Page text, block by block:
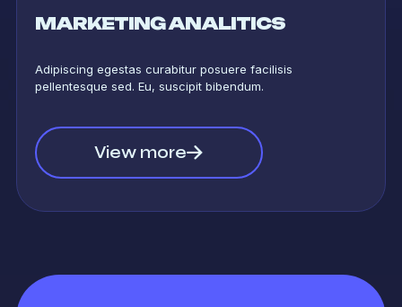
MARKETING ANALITICS
Adipiscing egestas curabitur posuere facilisis
pellentesque sed. Eu, suscipit bibendum.
View more